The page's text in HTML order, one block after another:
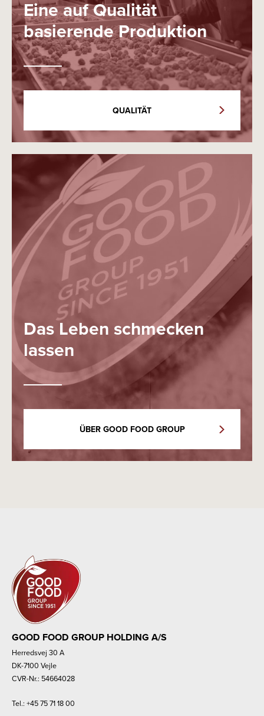
Eine auf Qualität
basierende Produktion
QUALITÄT
Das Leben schmecken
lassen
ÜBER GOOD FOOD GROUP
GOOD FOOD GROUP HOLDING A/S
Herredsvej 30 A
DK-7100 Vejle
CVR-Nr.: 54664028
Tel.: +45 75 71 18 00